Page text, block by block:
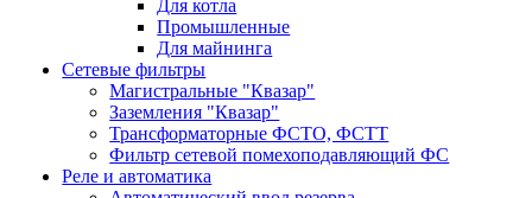
Для котла
Промышленные
Для майнинга
Сетевые фильтры
Магистральные "Квазар"
Заземления "Квазар"
Трансформаторные ФСТО, ФСТТ
Фильтр сетевой помехоподавляющий ФС
Реле и автоматика